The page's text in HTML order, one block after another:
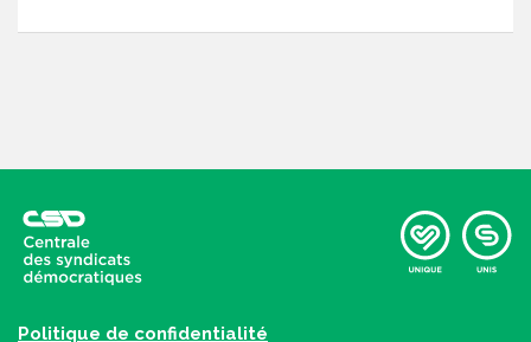
Politique de confidentialité